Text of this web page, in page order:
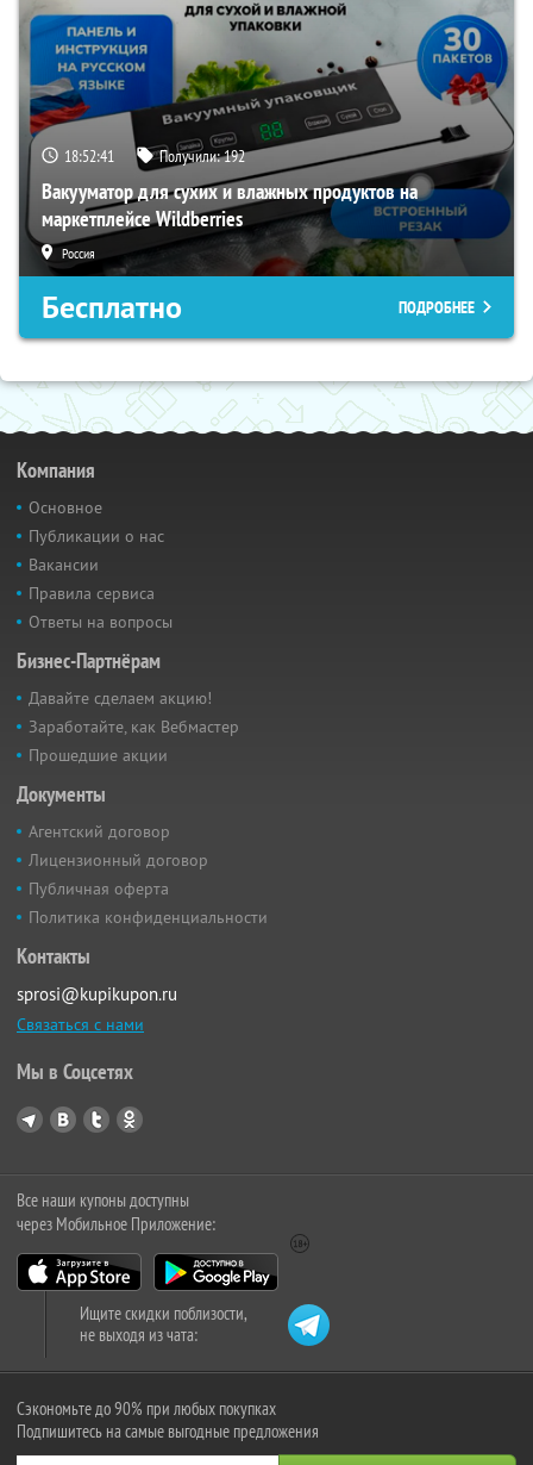
18:52:40 Получили:192
Вакууматор для сухих и влажных продуктов на
маркетплейсе Wildberries
Россия
Бесплатно ПОДРОБНЕЕ
Компания
Основное
Публикации о нас
Вакансии
Правила сервиса
Ответы на вопросы
Бизнес-Партнёрам
Давайте сделаем акцию!
Заработайте, как Вебмастер
Прошедшие акции
Документы
Агентский договор
Лицензионный договор
Публичная оферта
Политика конфиденциальности
Контакты
sprosi@kupikupon.ru
Связаться с нами
Мы в Соцсетях
Все наши купоны доступны
через Мобильное Приложение:
Ищите скидки поблизости,
не выходя из чата:
Сэкономьте до 90% при любых покупках
Подпишитесь на самые выгодные предложения